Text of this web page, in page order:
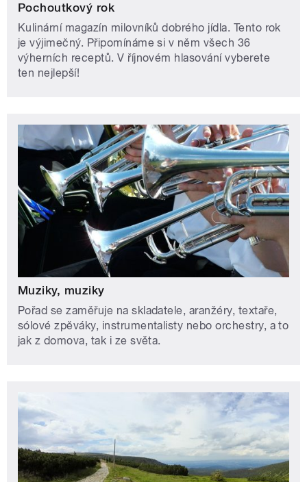
Pochoutkový rok
Kulinární magazín milovníků dobrého jídla. Tento rok
je výjimečný. Připomínáme si v něm všech 36
výherních receptů. V říjnovém hlasování vyberete
ten nejlepší!
Muziky, muziky
Pořad se zaměřuje na skladatele, aranžéry, textaře,
sólové zpěváky, instrumentalisty nebo orchestry, a to
jak z domova, tak i ze světa.